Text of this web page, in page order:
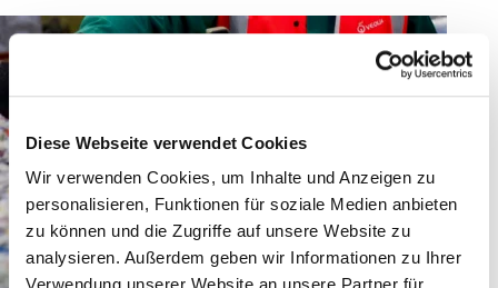
Diese Webseite verwendet Cookies
Wir verwenden Cookies, um Inhalte und Anzeigen zu
personalisieren, Funktionen für soziale Medien anbieten
zu können und die Zugriffe auf unsere Website zu
analysieren. Außerdem geben wir Informationen zu Ihrer